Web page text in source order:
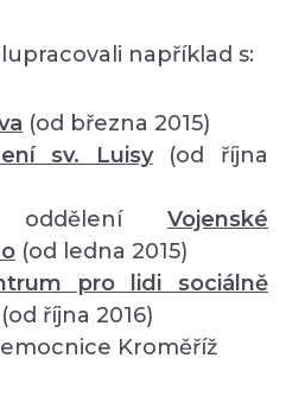
například s:
(od března 2015)
sv. Luisy
(od října
oddělení Vojenské
(od ledna 2015)
pro lidi sociálně
(od října 2016)
Kroměříž